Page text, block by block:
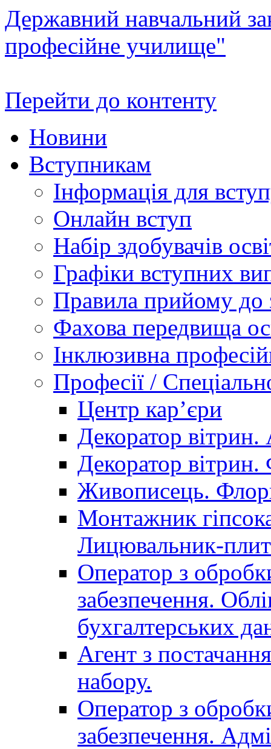
Державний навчальний
професійне училище"
Перейти до контенту
Новини
Вступникам
Інформація для
Онлайн вступ
Набір здобувачів
Графіки вступних
Правила прийому до
Фахова передвища
Інклюзивна
Професії /
Центр кар’єри
Декоратор вітрин.
Декоратор вітрин.
Живописець.
Монтажник
Лицювальник-
Оператор з
забезпечення.
бухгалтерських
Агент з
набору.
Оператор з
забезпечення.